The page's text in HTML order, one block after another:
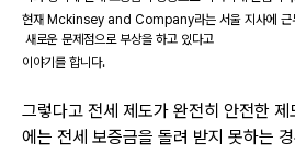
현재 Mckinsey and Company라는 서울 지사에 근
새로운 문제점으로 부상을 하고 있다고
이야기를 합니다.
그렇다고 전세 제도가 완전히 안전한
에는 전세 보증금을 돌려 받지 못하는